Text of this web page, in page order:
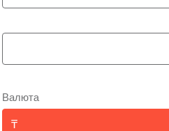
Валюта